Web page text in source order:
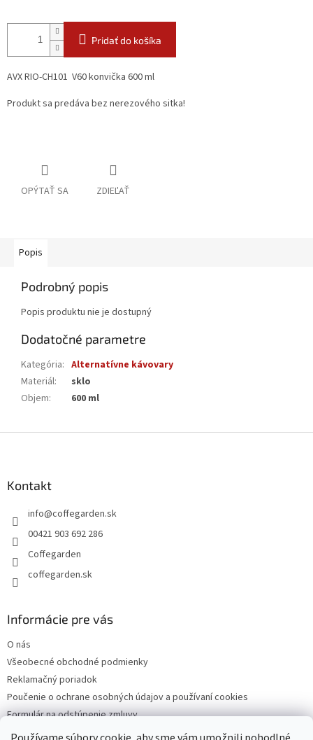
Pridať do košíka
AVX RIO-CH101 V60 konvička 600 ml
Produkt sa predáva bez nerezového sitka!
OPÝTAŤ SA ZDIEĽAŤ
Popis
Podrobný popis
Popis produktu nie je dostupný
Dodatočné parametre
Kategória: Alternatívne kávovary
Materiál:
sklo
Objem: 600 ml
Kontakt
info@coffegarden.sk
00421 903 692 286
Coffegarden
coffegarden.sk
Informácie pre vás
O nás
Všeobecné obchodné podmienky
Reklamačný poriadok
Poučenie o ochrane osobných údajov a používaní cookies
Formulár na odstúpenie zmluvy
Reklamačný formulár